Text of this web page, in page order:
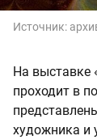
Источник:
На выставке
проходит в
художника и